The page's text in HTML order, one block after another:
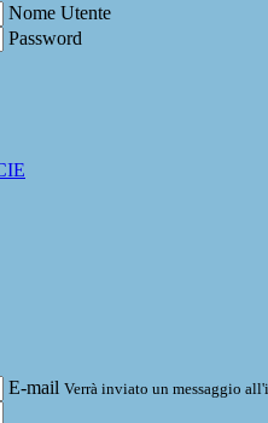
Nome Utente
Password
E-mail Verrà inviato un messaggio